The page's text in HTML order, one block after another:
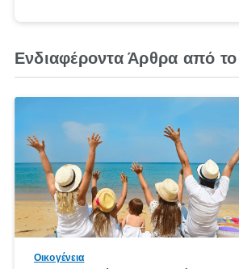
Ενδιαφέροντα Άρθρα από
Οικογένεια